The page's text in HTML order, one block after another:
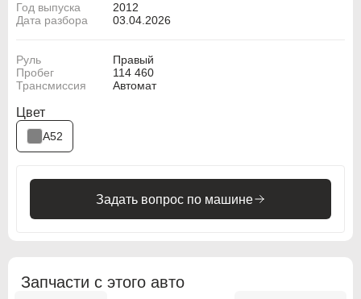
Год выпуска
2012
Дата разбора
03.04.2026
Руль
Правый
Пробег
114 460
Трансмиссия
Автомат
Цвет
A52
Задать вопрос по машине
Запчасти с этого авто